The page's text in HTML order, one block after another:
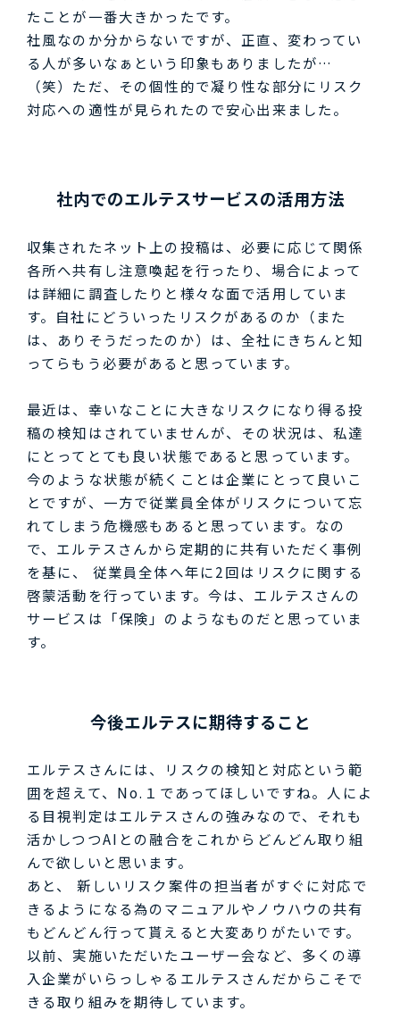
たことが一番大きかったです。
社風なのか分からないですが、正直、変わってい
る人が多いなぁという印象もありましたが…
（笑）ただ、その個性的で凝り性な部分にリスク
対応への適性が見られたので安心出来ました。
社内でのエルテスサービスの活用方法
収集されたネット上の投稿は、必要に応じて関係
各所へ共有し注意喚起を行ったり、場合によって
は詳細に調査したりと様々な面で活用していま
す。自社にどういったリスクがあるのか（また
は、ありそうだったのか）は、全社にきちんと知
ってらもう必要があると思っています。
最近は、幸いなことに大きなリスクになり得る投
稿の検知はされていませんが、その状況は、私達
にとってとても良い状態であると思っています。
今のような状態が続くことは企業にとって良いこ
とですが、一方で従業員全体がリスクについて忘
れてしまう危機感もあると思っています。なの
で、エルテスさんから定期的に共有いただく事例
を基に、 従業員全体へ年に2回はリスクに関する
啓蒙活動を行っています。今は、エルテスさんの
サービスは「保険」のようなものだと思っていま
す。
今後エルテスに期待すること
エルテスさんには、リスクの検知と対応という範
囲を超えて、No.１であってほしいですね。人によ
る目視判定はエルテスさんの強みなので、それも
活かしつつAIとの融合をこれからどんどん取り組
んで欲しいと思います。
あと、 新しいリスク案件の担当者がすぐに対応で
きるようになる為のマニュアルやノウハウの共有
もどんどん行って貰えると大変ありがたいです。
以前、実施いただいたユーザー会など、多くの導
入企業がいらっしゃるエルテスさんだからこそで
きる取り組みを期待しています。